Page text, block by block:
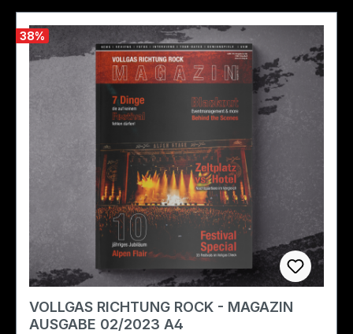
38%
VOLLGAS RICHTUNG ROCK - MAGAZIN
AUSGABE 02/2023 A4